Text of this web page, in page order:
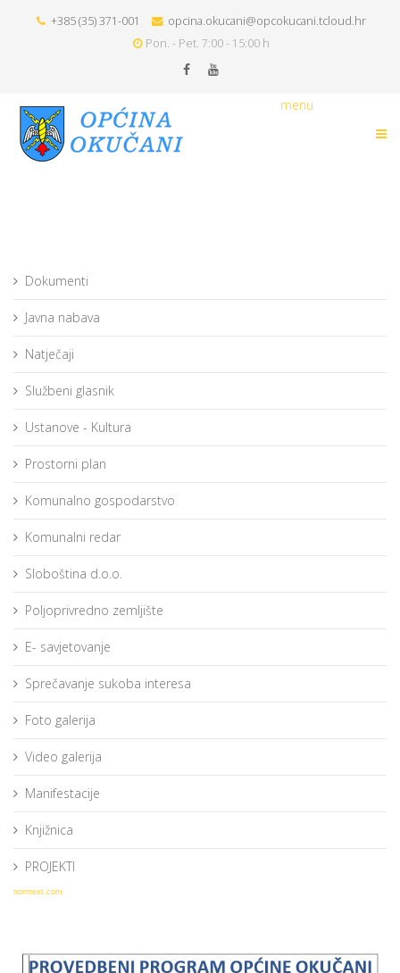
+385 (35) 371-001
opcina.okucani@opcokucani.tcloud.hr
Pon. - Pet. 7:00 - 15:00 h
menu
Dokumenti
Javna nabava
Natječaji
Službeni glasnik
Ustanove - Kultura
Prostorni plan
Komunalno gospodarstvo
Komunalni redar
Sloboština d.o.o.
Poljoprivredno zemljište
E- savjetovanje
Sprečavanje sukoba interesa
Foto galerija
Video galerija
Manifestacije
Knjižnica
PROJEKTI
norrnext.com